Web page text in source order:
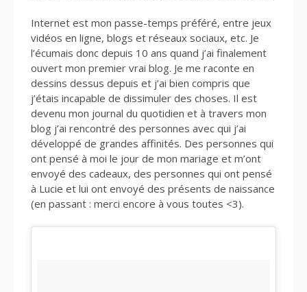
Internet est mon passe-temps préféré, entre jeux
vidéos en ligne, blogs et réseaux sociaux, etc. Je
l’écumais donc depuis 10 ans quand j’ai finalement
ouvert mon premier vrai blog. Je me raconte en
dessins dessus depuis et j’ai bien compris que
j’étais incapable de dissimuler des choses. Il est
devenu mon journal du quotidien et à travers mon
blog j’ai rencontré des personnes avec qui j’ai
développé de grandes affinités. Des personnes qui
ont pensé à moi le jour de mon mariage et m’ont
envoyé des cadeaux, des personnes qui ont pensé
à Lucie et lui ont envoyé des présents de naissance
(en passant : merci encore à vous toutes <3).